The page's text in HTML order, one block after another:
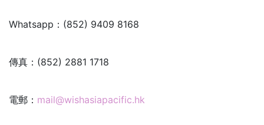
Whatsapp：(852) 9409 8168
傳真：(852) 2881 1718
電郵： mail@wishasiapacific.hk